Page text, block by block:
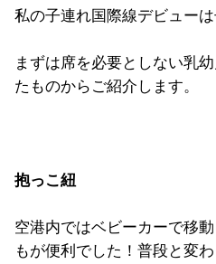
私の子連れ国際線デビューは
まずは席を必要としない乳
たものからご紹介します。
抱っこ紐
空港内ではベビーカーで移
もが便利でした！普段と変